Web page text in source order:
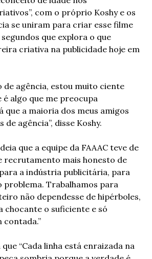
com o próprio Koshy e os
se uniram para criar esse filme
que explora o que
criativa na publicidade hoje em
de agência, estou muito ciente
é algo que me preocupa
que a maioria dos meus amigos
agência”, disse Koshy.
que a equipe da FAAAC teve de
recrutamento mais honesto de
a indústria publicitária, para
problema. Trabalhamos para
não dependesse de hipérboles,
chocante o suficiente e só
contada.”
“Cada linha está enraizada na